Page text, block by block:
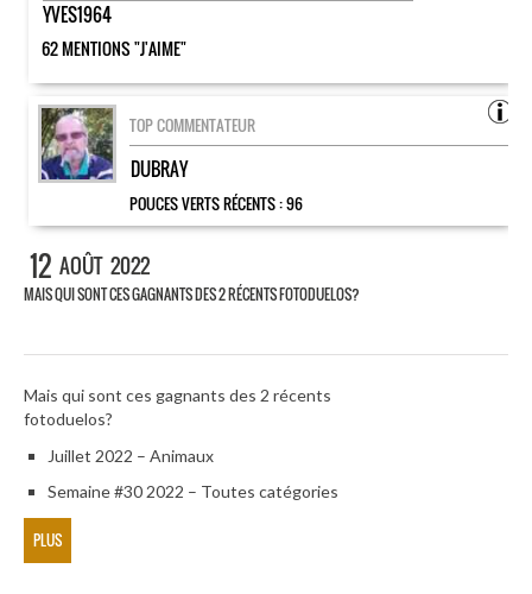
YVES1964
62 MENTIONS "J'AIME"
TOP COMMENTATEUR
DUBRAY
POUCES VERTS RÉCENTS :96
12 AOÛT 2022
MAIS QUI SONT CES GAGNANTS DES 2 RÉCENTS FOTODUELOS?
Mais qui sont ces gagnants des 2 récents
fotoduelos?
Juillet 2022 – Animaux
Semaine #30 2022 – Toutes catégories
PLUS